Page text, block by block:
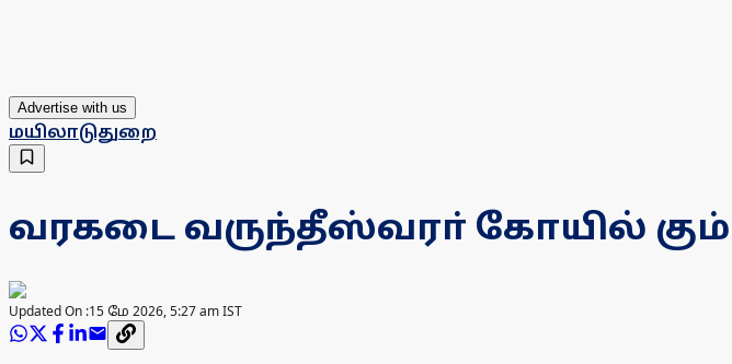
Advertise with us
மயிலாடுதுறை
வரகடை வருந்தீஸ்வரா் கோயில்
Updated On :15 மே 2026, 5:27 am IST